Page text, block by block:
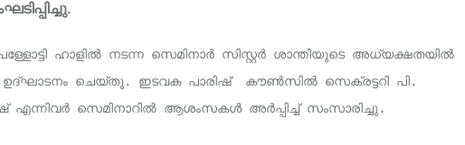
പി.
സെമിനാറിൽ ആശംസകൾ അർപ്പിച്ച് സംസാരിച്ചു.